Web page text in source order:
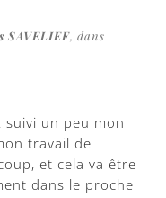
SAVELIEF, dans
suivi un peu mon
travail de
et cela va être
dans le proche